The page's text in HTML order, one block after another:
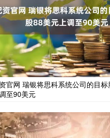
官网 瑞银将思科系统公司的目
至90美元